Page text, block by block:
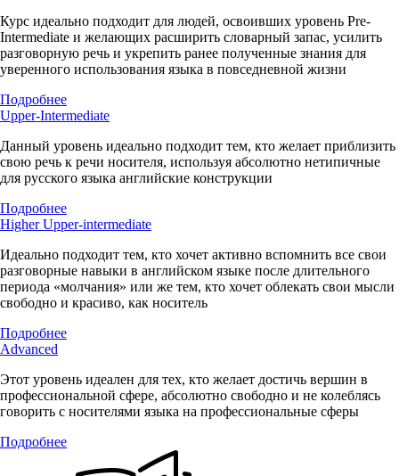
Курс идеально подходит для людей, освоивших уровень Pre-
Intermediate и желающих расширить словарный запас, усилить
разговорную речь и укрепить ранее полученные знания для
уверенного использования языка в повседневной жизни
Подробнее
Upper-Intermediate
Данный уровень идеально подходит тем, кто желает приблизить
свою речь к речи носителя, используя абсолютно нетипичные
для русского языка английские конструкции
Подробнее
Higher Upper-intermediate
Идеально подходит тем, кто хочет активно вспомнить все свои
разговорные навыки в английском языке после длительного
периода «молчания» или же тем, кто хочет облекать свои мысли
свободно и красиво, как носитель
Подробнее
Advanced
Этот уровень идеален для тех, кто желает достичь вершин в
профессиональной сфере, абсолютно свободно и не колеблясь
говорить с носителями языка на профессиональные сферы
Подробнее